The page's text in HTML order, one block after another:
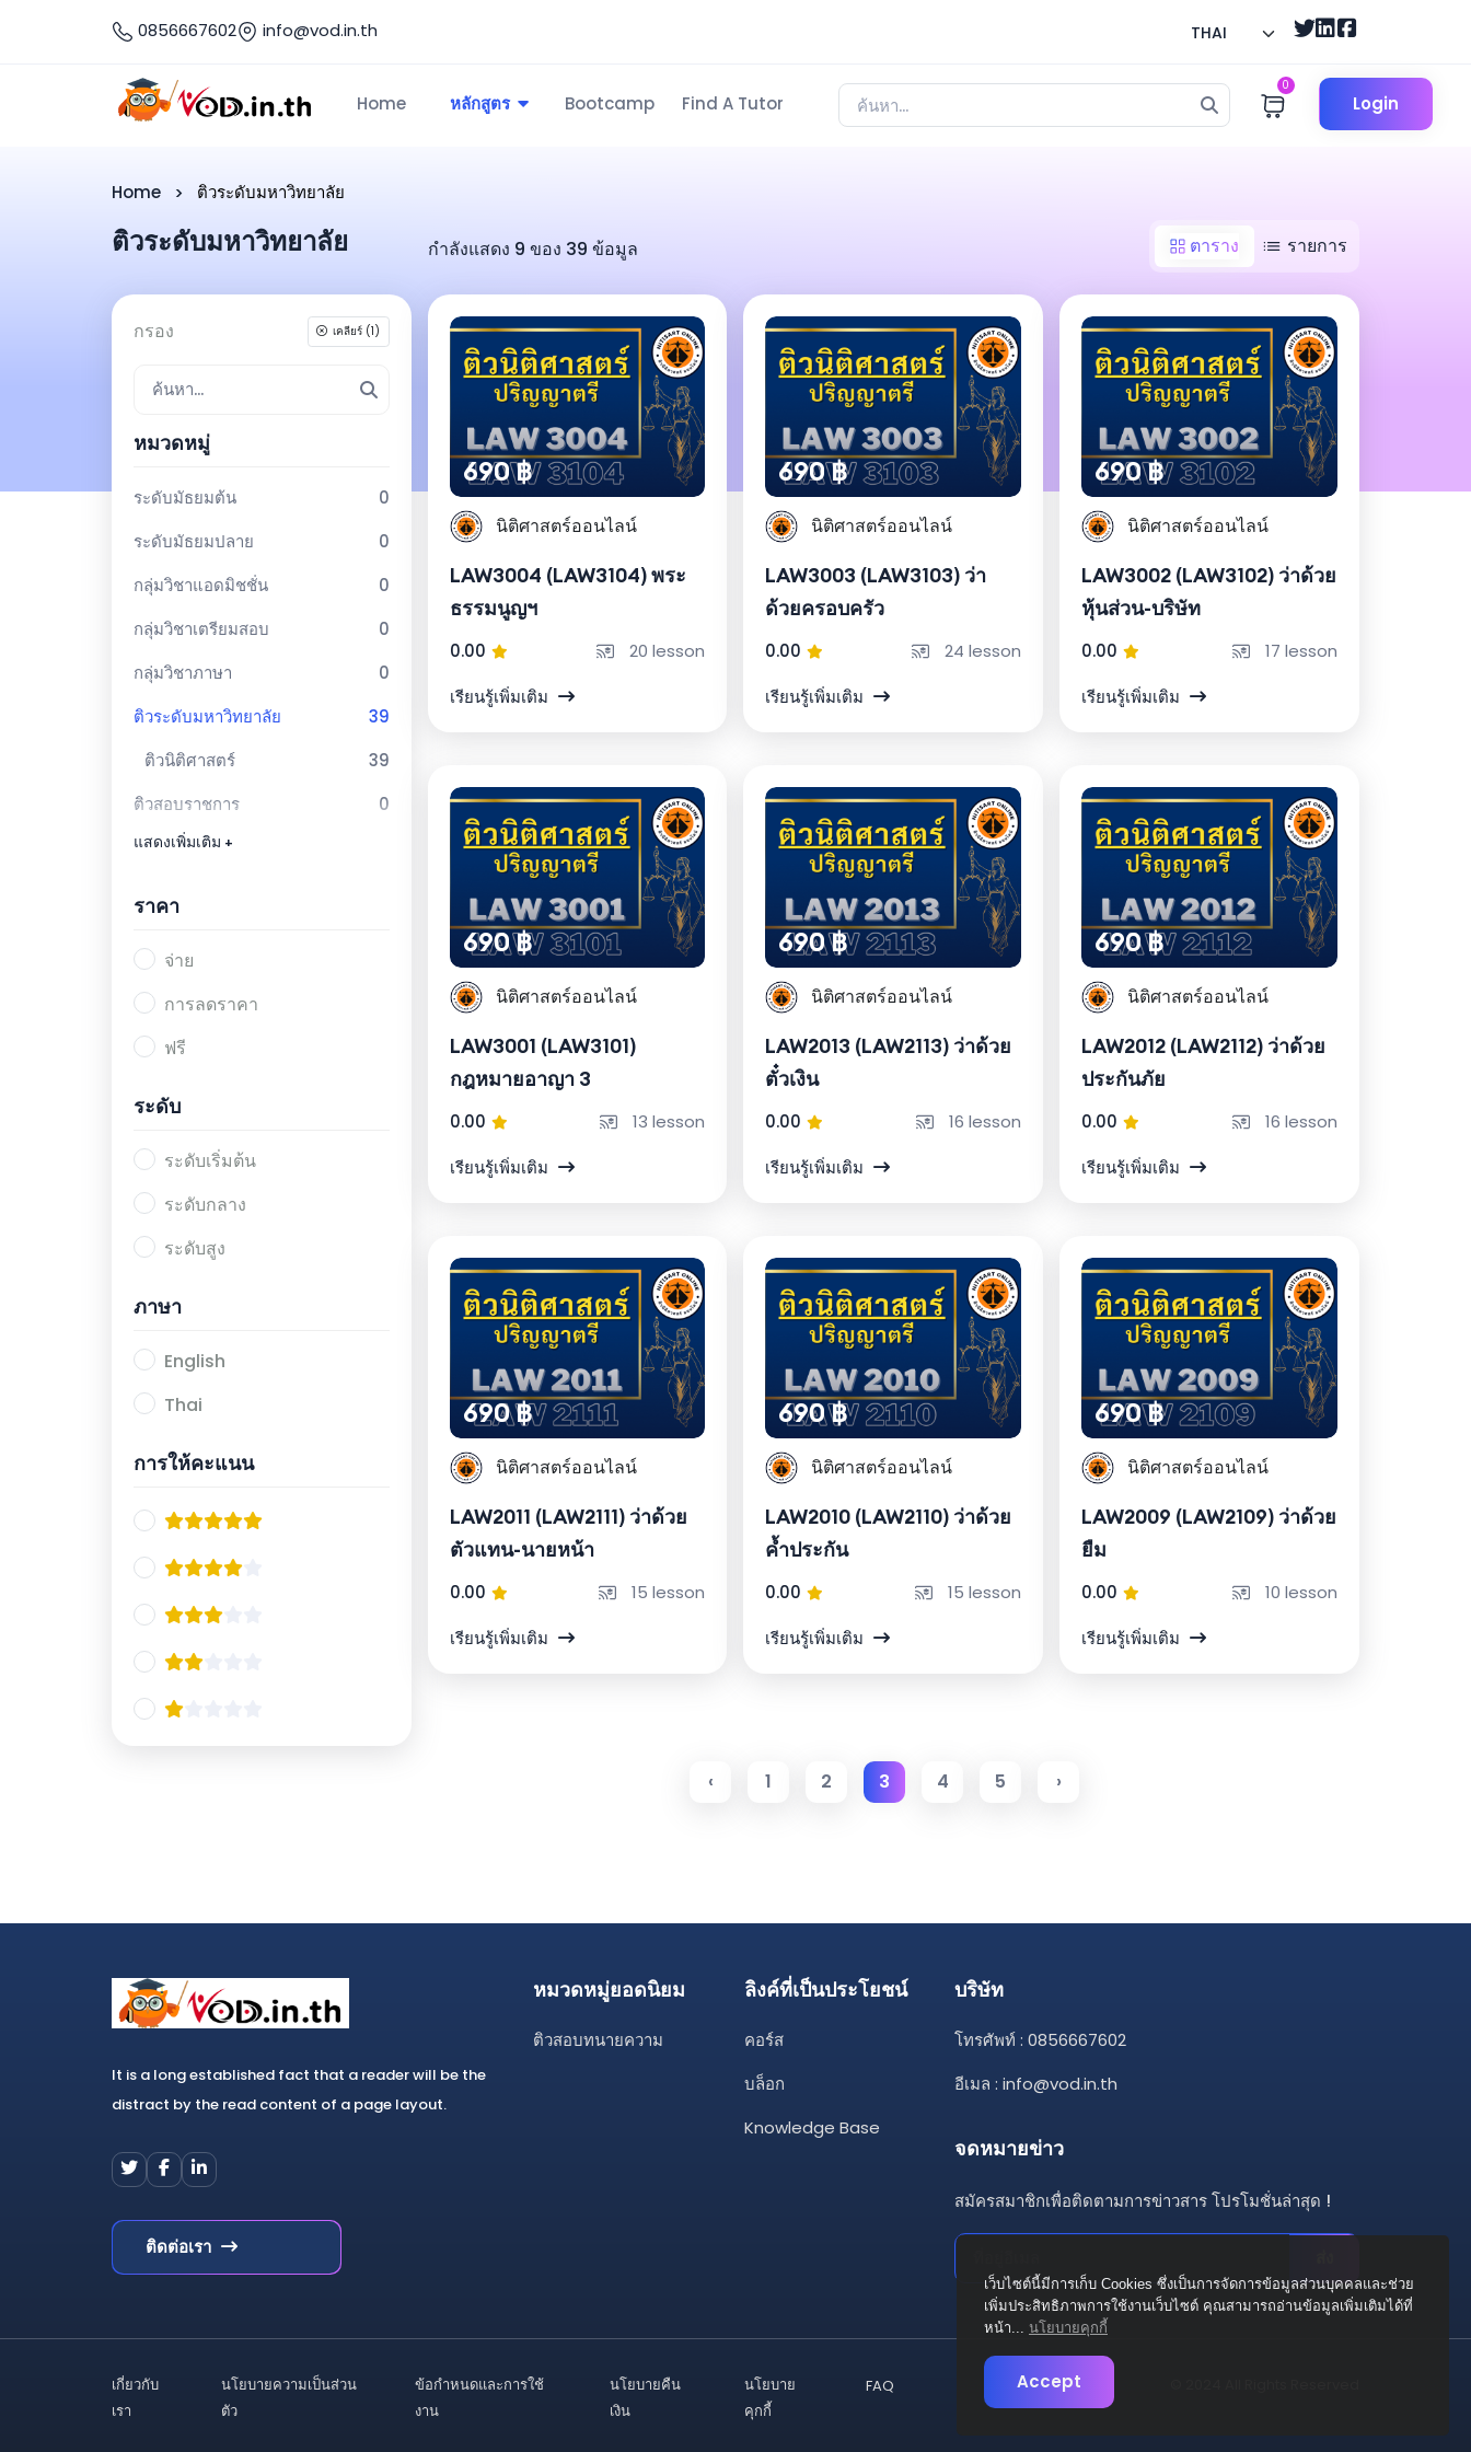
0856667602 info@vod.in.th THAI
Home หลักสูตร Bootcamp Find A Tutor
0
Login
Home ติวระดับมหาวิทยาลัย
ติวระดับมหาวิทยาลัย กำลังแสดง 9 ของ 39 ข้อมูล ตาราง รายการ
กรอง เคลียร์ (1)
หมวดหมู่
ระดับมัธยมต้น
0
ระดับมัธยมปลาย
0
กลุ่มวิชาแอดมิชชั่น
0
กลุ่มวิชาเตรียมสอบ
0
กลุ่มวิชาภาษา
0
ติวระดับมหาวิทยาลัย
39
ติวนิติศาสตร์
39
ติวสอบราชการ
0
ติวสอบทนายความ
แสดงเพิ่มเติม +
ราคา
จ่าย
การลดราคา
ฟรี
ระดับ
ระดับเริ่มต้น
ระดับกลาง
ระดับสูง
ภาษา
English
Thai
การให้คะแนน
690 ฿
นิติศาสตร์ออนไลน์
LAW3004 (LAW3104) พระ
ธรรมนูญฯ
0.00
20 lesson
เรียนรู้เพิ่มเติม
690 ฿
นิติศาสตร์ออนไลน์
LAW3003 (LAW3103) ว่า
ด้วยครอบครัว
0.00
24 lesson
เรียนรู้เพิ่มเติม
690 ฿
นิติศาสตร์ออนไลน์
LAW3002 (LAW3102) ว่าด้วย
หุ้นส่วน-บริษัท
0.00
17 lesson
เรียนรู้เพิ่มเติม
690 ฿
นิติศาสตร์ออนไลน์
LAW3001 (LAW3101)
กฎหมายอาญา 3
0.00
13 lesson
เรียนรู้เพิ่มเติม
690 ฿
นิติศาสตร์ออนไลน์
LAW2013 (LAW2113) ว่าด้วย
ตั๋วเงิน
0.00
16 lesson
เรียนรู้เพิ่มเติม
690 ฿
นิติศาสตร์ออนไลน์
LAW2012 (LAW2112) ว่าด้วย
ประกันภัย
0.00
16 lesson
เรียนรู้เพิ่มเติม
690 ฿
นิติศาสตร์ออนไลน์
LAW2011 (LAW2111) ว่าด้วย
ตัวแทน-นายหน้า
0.00
15 lesson
เรียนรู้เพิ่มเติม
690 ฿
นิติศาสตร์ออนไลน์
LAW2010 (LAW2110) ว่าด้วย
ค้ำประกัน
0.00
15 lesson
เรียนรู้เพิ่มเติม
690 ฿
นิติศาสตร์ออนไลน์
LAW2009 (LAW2109) ว่าด้วย
ยืม
0.00
10 lesson
เรียนรู้เพิ่มเติม
‹ 1 2 3 4 5 ›
It is a long established fact that a reader will be the
distract by the read content of a page layout.
ติดต่อเรา
หมวดหมู่ยอดนิยม
ติวสอบทนายความ
ลิงค์ที่เป็นประโยชน์
คอร์ส
บล็อก
Knowledge Base
บริษัท
โทรศัพท์ : 0856667602
อีเมล : info@vod.in.th
จดหมายข่าว
สมัครสมาชิกเพื่อติดตามการข่าวสาร โปรโมชั่นล่าสุด !
เกี่ยวกับ
เรา
นโยบายความเป็นส่วน
ตัว
ข้อกำหนดและการใช้
งาน
นโยบายคืน
เงิน
นโยบาย
คุกกี้
FAQ
เว็บไซต์นี้มีการเก็บ Cookies ซึ่งเป็นการจัดการข้อมูลส่วนบุคคลและช่วย
เพิ่มประสิทธิภาพการใช้งานเว็บไซต์ คุณสามารถอ่านข้อมูลเพิ่มเติมได้ที่
หน้า... นโยบายคุกกี้
Accept